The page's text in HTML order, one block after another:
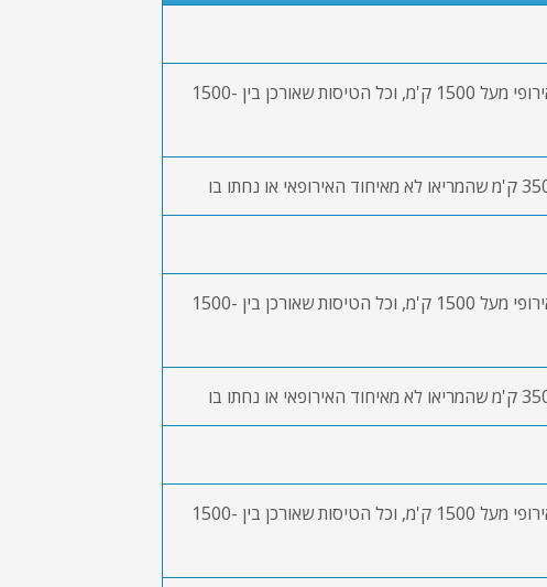
כל הטיסות בתוך איחוד האירופי מעל 1500 ק'מ, וכל הטיסות שאורכן בין 1500-
כל הטיסות בתוך איחוד האירופי מעל 1500 ק'מ, וכל הטיסות שאורכן בין 1500-
כל הטיסות בתוך איחוד האירופי מעל 1500 ק'מ, וכל הטיסות שאורכן בין 1500-